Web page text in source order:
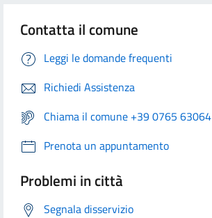
Contatta il comune
Leggi le domande frequenti
Richiedi Assistenza
Chiama il comune +39 0765 63064
Prenota un appuntamento
Problemi in città
Segnala disservizio